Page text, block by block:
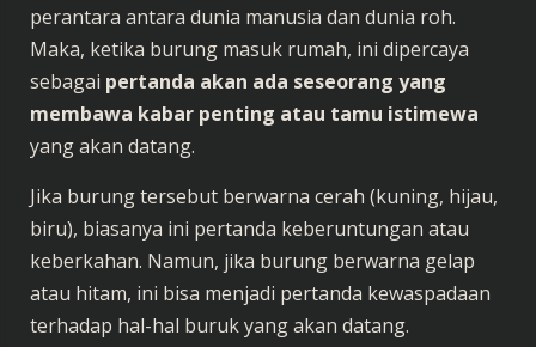
perantara antara dunia manusia dan dunia roh.
Maka, ketika burung masuk rumah, ini dipercaya
sebagai pertanda akan ada seseorang yang
membawa kabar penting atau tamu istimewa
yang akan datang.
Jika burung tersebut berwarna cerah (kuning, hijau,
biru), biasanya ini pertanda keberuntungan atau
keberkahan. Namun, jika burung berwarna gelap
atau hitam, ini bisa menjadi pertanda kewaspadaan
terhadap hal-hal buruk yang akan datang.